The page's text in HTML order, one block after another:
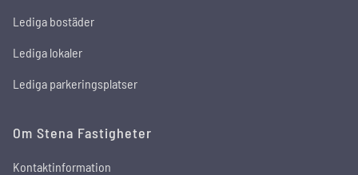
Lediga bostäder
Lediga lokaler
Lediga parkeringsplatser
Om Stena Fastigheter
Kontaktinformation